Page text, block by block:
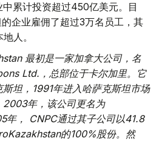
累计投资超过450亿美元。目
企业雇佣了超过3万名员工，其
人。
最初是一家加拿大公司，名
Ltd.，总部位于卡尔加里。它
坦，1991年进入哈萨克斯坦市场
2003年，该公司更名为
年， CNPC通过其子公司以41.8
的100%股份。然